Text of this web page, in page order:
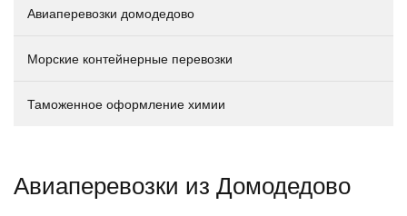
Авиаперевозки домодедово
Морские контейнерные перевозки
Таможенное оформление химии
Авиаперевозки из Домодедово